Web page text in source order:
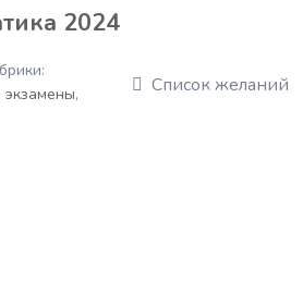
2024
экзамены,
Список желаний